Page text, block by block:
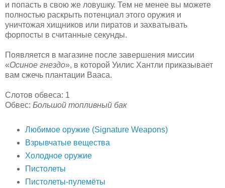
и попасть в свою же ловушку. Тем не менее вы можете
полностью раскрыть потенциал этого оружия и
уничтожая хищников или пиратов и захватывать
форпосты в считанные секунды.
Появляется в магазине после завершения миссии
«Осиное гнездо», в которой Уилис Хантли приказывает
вам сжечь плантации Вааса.
Слотов обвеса: 1
Обвес: Большой топливный бак
Любимое оружие (Signature Weapons)
Взрывчатые вещества
Холодное оружие
Пистолеты
Пистолеты-пулемёты